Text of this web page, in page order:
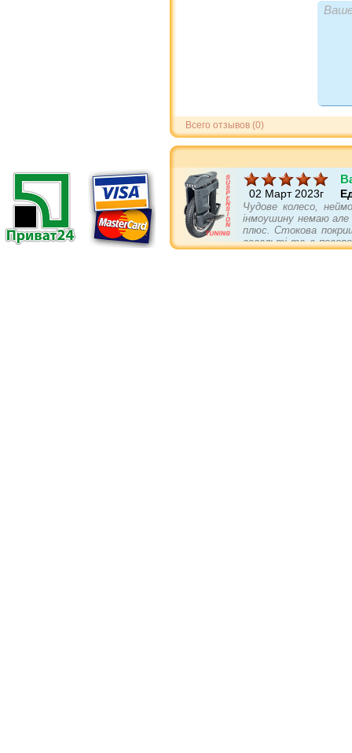
Всего отзывов (0)
02 Март 2023г
Чудове колесо,
інмоушину немаю але
плюс. Стокова
асвальті та в